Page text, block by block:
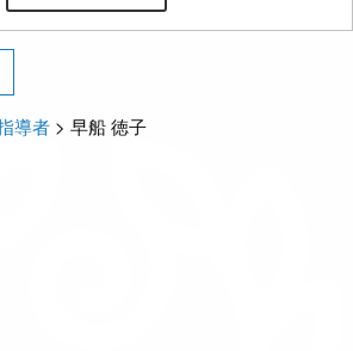
導者 >早船 徳子